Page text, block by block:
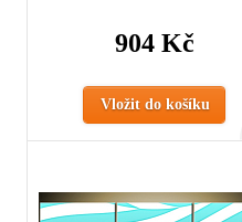
904 Kč
Vložit do košíku